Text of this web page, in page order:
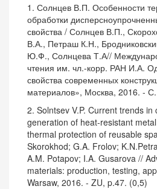
1. Солнцев В.П. Особенности
обработки
свойства / Солнцев В.П.,
В.А., Петраш К.Н.,
Ю.Ф., Солнцева Т.А//
чтения им. чл.-корр. РАН И.А.
свойства современных
материалов», Москва, 2016. -
2. Solntsev V.P. Current trends in
generation of heat-resistant
thermal protection of reusable
Skorokhod; G.A. Frolov;
A.M. Potapov; I.A. Gusarova //
materials: production, testing,
Warsaw, 2016. - ZU, p.47. (0,5)